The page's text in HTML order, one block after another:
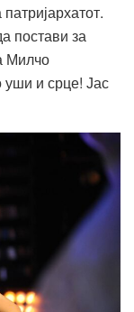
постави за
Милчо
уши и срце! Јас